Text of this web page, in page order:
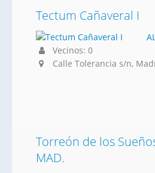
Tectum Cañaveral I
Vecinos: 0
Calle Tolerancia s/n,
Torreón de los
MAD.